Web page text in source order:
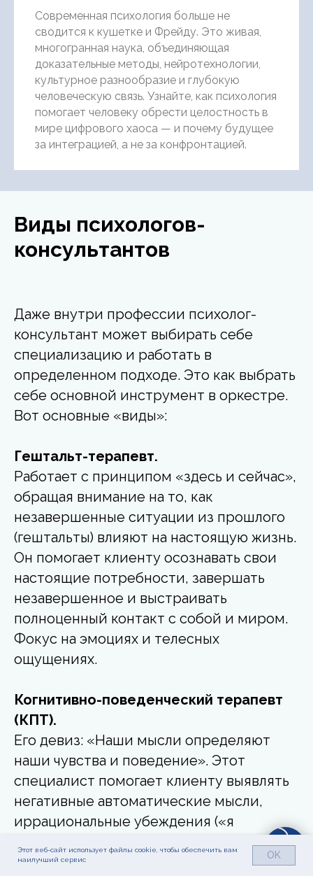
Современная психология больше не
сводится к кушетке и Фрейду. Это живая,
многогранная наука, объединяющая
доказательные методы, нейротехнологии,
культурное разнообразие и глубокую
человеческую связь. Узнайте, как психология
помогает человеку обрести целостность в
мире цифрового хаоса — и почему будущее
за интеграцией, а не за конфронтацией.
Виды психологов-
консультантов
Даже внутри профессии психолог-
консультант может выбирать себе
специализацию и работать в
определенном подходе. Это как выбрать
себе основной инструмент в оркестре.
Вот основные «виды»:
Гештальт-терапевт.
Работает с принципом «здесь и сейчас»,
обращая внимание на то, как
незавершенные ситуации из прошлого
(гештальты) влияют на настоящую жизнь.
Он помогает клиенту осознавать свои
настоящие потребности, завершать
незавершенное и выстраивать
полноценный контакт с собой и миром.
Фокус на эмоциях и телесных
ощущениях.
Когнитивно-поведенческий терапевт
(КПТ).
Его девиз: «Наши мысли определяют
наши чувства и поведение». Этот
специалист помогает клиенту выявлять
негативные автоматические мысли,
иррациональные убеждения («я
неудачник», «мир опасен») и заменять
их на более реалистичные и адаптивные.
Этот веб-сайт использует файлы cookie, чтобы обеспечить вам
наилучший сервис
OK